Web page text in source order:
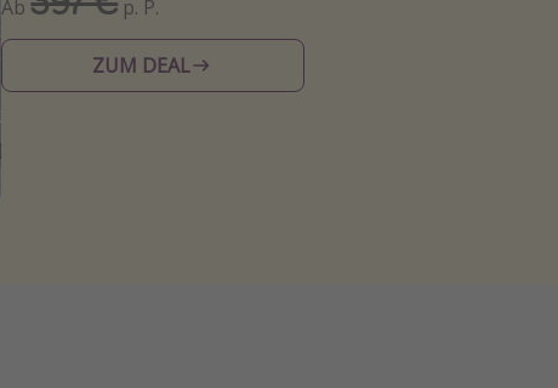
Ab p. P.
ZUM DEAL